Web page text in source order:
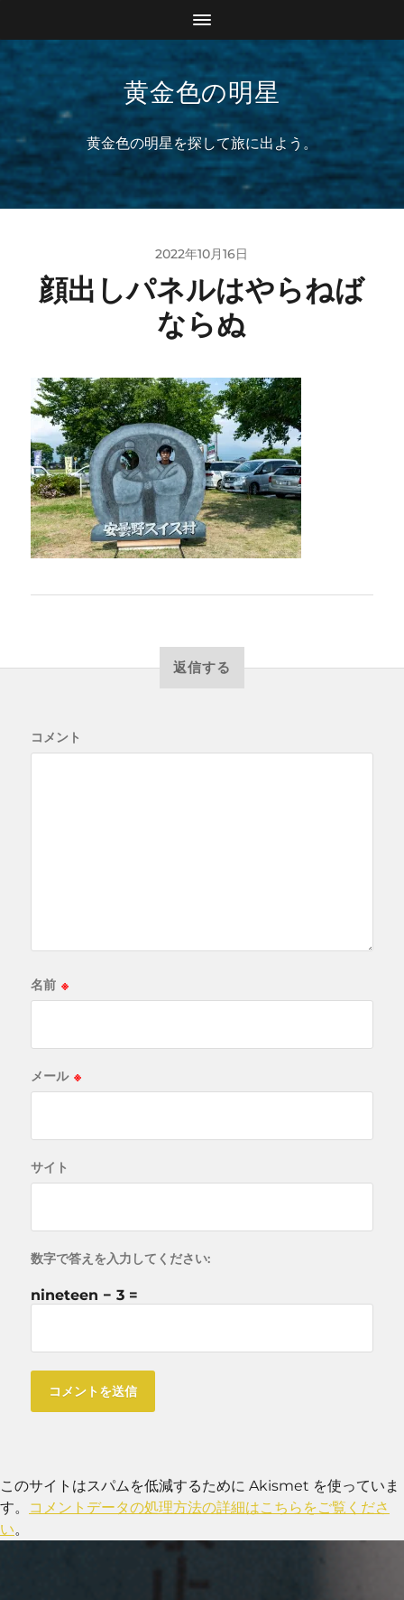
黄金色の明星
黄金色の明星を探して旅に出よう。
2022年10月16日
顔出しパネルはやらねば
ならぬ
返信する
コメント
名前 ※
メール ※
サイト
数字で答えを入力してください:
nineteen − 3 =
このサイトはスパムを低減するために Akismet を使っていま
す。
コメントデータの処理方法の詳細はこちらをご覧くださ
い。